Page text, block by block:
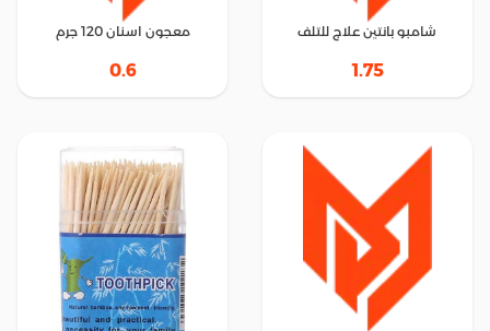
شامبو بانتين علاج للتلف
1.75
معجون اسنان 120 جرم
0.6